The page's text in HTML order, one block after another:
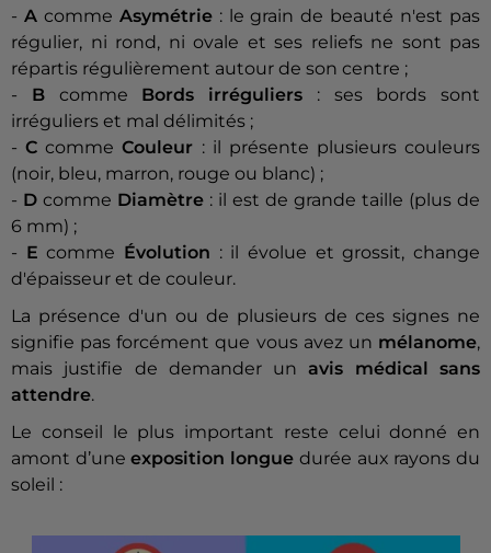
- Acomme Asymétrie : le grain de beauté n'est pas
régulier, ni rond, ni ovale et ses reliefs ne sont pas
répartis régulièrement autour de son centre ;
- B comme Bords irréguliers : ses bords sont
irréguliers et mal délimités ;
-CcommeCouleur : il présente plusieurs couleurs
(noir, bleu, marron, rouge ou blanc) ;
- D comme Diamètre : il est de grande taille (plus de
6 mm) ;
- Ecomme Évolution : il évolue et grossit, change
d'épaisseur et de couleur.
La présence d'un ou de plusieurs de ces signes ne
signifie pas forcément que vous avez un mélanome,
mais justifie de demander unavis médical sans
attendre.
Le conseil le plus important reste celui donné en
amont d’uneexposition longue durée aux rayons du
soleil :